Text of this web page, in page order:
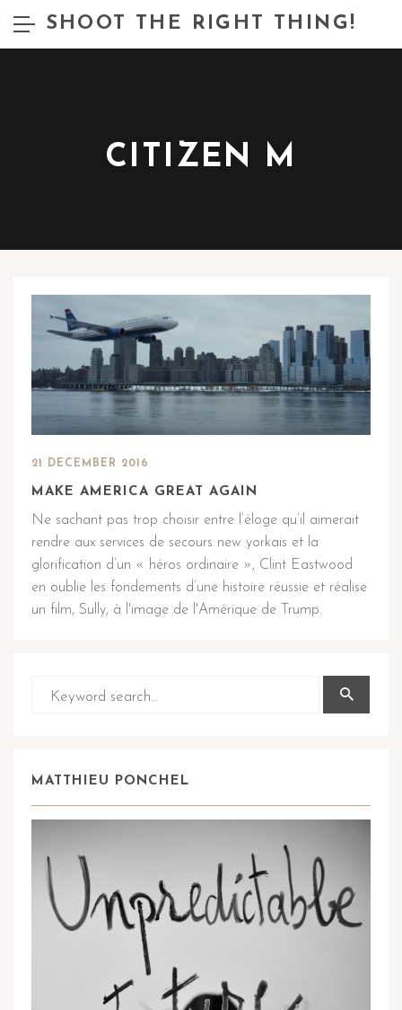
SHOOT THE RIGHT THING!
CITIZEN M
21 DECEMBER 2016
MAKE AMERICA GREAT AGAIN
Ne sachant pas trop choisir entre l’éloge qu’il aimerait
rendre aux services de secours new yorkais et la
glorification d’un « héros ordinaire », Clint Eastwood
en oublie les fondements d’une histoire réussie et réalise
un film, Sully, à l'image de l'Amérique de Trump.
MATTHIEU PONCHEL